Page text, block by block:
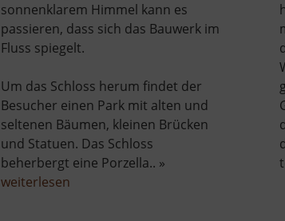
sonnenklarem Himmel kann es
passieren, dass sich das Bauwerk im
Fluss spiegelt.
Um das Schloss herum findet der
Besucher einen Park mit alten und
seltenen Bäumen, kleinen Brücken
und Statuen. Das Schloss
beherbergt eine Porzella.. »
weiterlesen